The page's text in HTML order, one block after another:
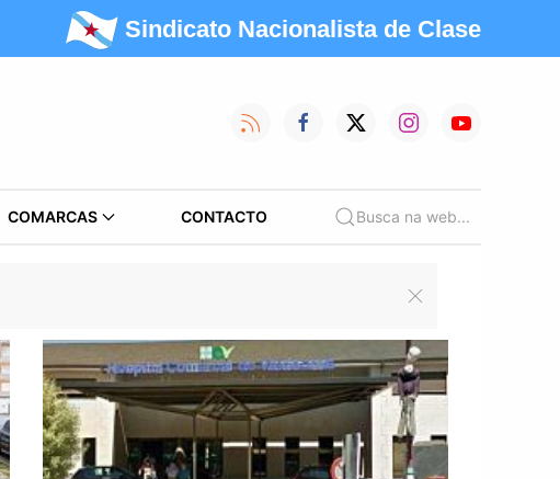
Sindicato Nacionalista de Clase
COMARCAS CONTACTO Busca na web...